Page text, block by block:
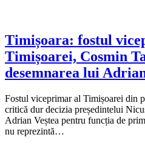
Timișoara: fostul
Timișoarei, Cosmin
desemnarea lui
Fostul viceprimar al Timișoarei din
critică dur decizia președintelui
Adrian Veștea pentru funcția de
nu reprezintă…